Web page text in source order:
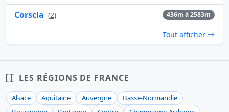
Corscia (2) 436m à 2583m
Tout afficher
LES RÉGIONS DE FRANCE
Alsace Aquitaine Auvergne
Basse-Normandie